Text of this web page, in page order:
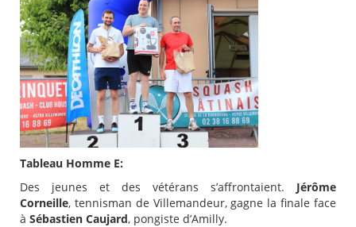
Tableau Homme E:
Des jeunes et des vétérans s’affrontaient. Jérôme
Corneille, tennisman de Villemandeur, gagne la finale face
à Sébastien Caujard, pongiste d’Amilly.